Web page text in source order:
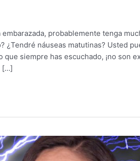
probablemente tenga
¿Tendré náuseas matutinas? Usted
siempre has escuchado, ¡no son
[…]